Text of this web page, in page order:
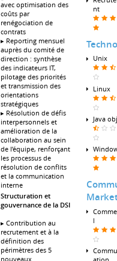
avec optimisation des
coûts par
renégociation de
contrats
▸ Reporting mensuel
auprès du comité de
direction : synthèse
des indicateurs IT,
pilotage des priorités
et transmission des
orientations
stratégiques
▸ Résolution de défis
interpersonnels et
amélioration de la
collaboration au sein
de l’équipe, renforçant
les processus de
résolution de conflits
et la communication
interne
Structuration et
gouvernance de la DSI
▸ Contribution au
recrutement et à la
définition des
périmètres des 5
nouveaux
nt
Unix
Linux
Java
l